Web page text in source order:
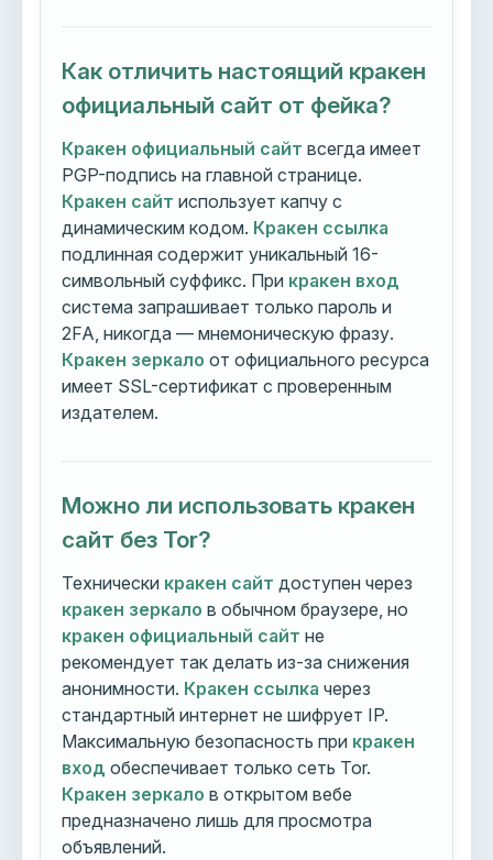
Как отличить настоящий кракен
официальный сайт от фейка?
Кракен официальный сайт всегда имеет
PGP-подпись на главной странице.
Кракен сайт использует капчу с
динамическим кодом. Кракен ссылка
подлинная содержит уникальный 16-
символьный суффикс. При кракен вход
система запрашивает только пароль и
2FA, никогда — мнемоническую фразу.
Кракен зеркало от официального ресурса
имеет SSL-сертификат с проверенным
издателем.
Можно ли использовать кракен
сайт без Tor?
Технически кракен сайт доступен через
кракен зеркало в обычном браузере, но
кракен официальный сайт не
рекомендует так делать из-за снижения
анонимности. Кракен ссылка через
стандартный интернет не шифрует IP.
Максимальную безопасность при кракен
вход обеспечивает только сеть Tor.
Кракен зеркало в открытом вебе
предназначено лишь для просмотра
объявлений.